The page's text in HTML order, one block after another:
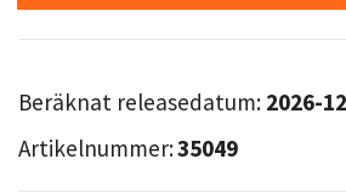
Beräknat releasedatum: 2026-12
Artikelnummer:35049